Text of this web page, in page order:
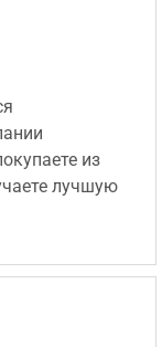
из
лучшую